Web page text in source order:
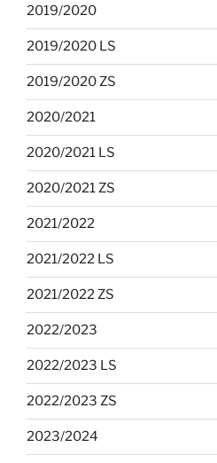
2019/2020
2019/2020 LS
2019/2020 ZS
2020/2021
2020/2021 LS
2020/2021 ZS
2021/2022
2021/2022 LS
2021/2022 ZS
2022/2023
2022/2023 LS
2022/2023 ZS
2023/2024